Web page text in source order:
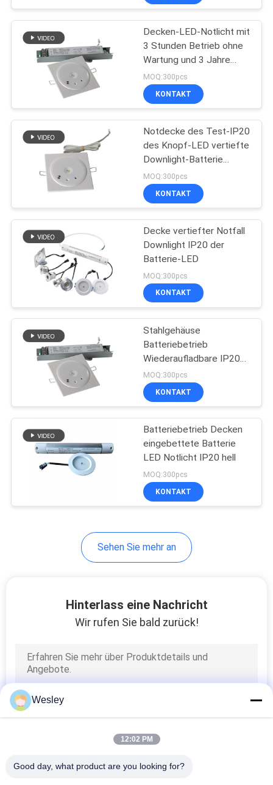
Decken-LED-Notlicht mit
3 Stunden Betrieb ohne
Wartung und 3 Jahre
Garantie
MOQ:300pcs
KONTAKT
Notdecke des Test-IP20
des Knopf-LED vertiefte
Downlight-Batterie
wieder aufladbares 3W
MOQ:300pcs
KONTAKT
Decke vertiefter Notfall
Downlight IP20 der
Batterie-LED
MOQ:300pcs
KONTAKT
Stahlgehäuse
Batteriebetrieb
Wiederaufladbare IP20
Led Notlicht
MOQ:300pcs
KONTAKT
Batteriebetrieb Decken
eingebettete Batterie
LED Notlicht IP20 hell
MOQ:300pcs
KONTAKT
Sehen Sie mehr an
Hinterlass eine Nachricht
Wir rufen Sie bald zurück!
Wesley
12:02 PM
Good day, what product are you looking for?